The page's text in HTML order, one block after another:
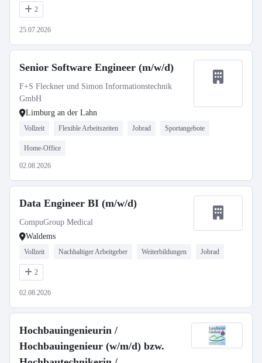
2
25.07.2026
Senior Software Engineer (m/w/d)
F+S Fleckner und Simon Informationstechnik
GmbH
Limburg an der Lahn
Vollzeit Flexible Arbeitszeiten Jobrad Sportangebote
Home-Office
02.08.2026
Data Engineer BI (m/w/d)
CompuGroup Medical
Waldems
Vollzeit Nachhaltiger Arbeitgeber Weiterbildungen Jobrad
2
02.08.2026
Hochbauingenieurin /
Hochbauingenieur (w/m/d) bzw.